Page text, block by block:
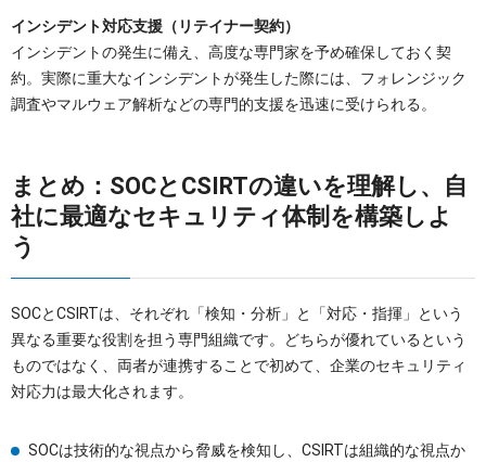
インシデント対応支援（リテイナー契約）
インシデントの発生に備え、高度な専門家を予め確保しておく契
約。実際に重大なインシデントが発生した際には、フォレンジック
調査やマルウェア解析などの専門的支援を迅速に受けられる。
まとめ：SOCとCSIRTの違いを理解し、自
社に最適なセキュリティ体制を構築しよ
う
SOCとCSIRTは、それぞれ「検知・分析」と「対応・指揮」という
異なる重要な役割を担う専門組織です。どちらが優れているという
ものではなく、両者が連携することで初めて、企業のセキュリティ
対応力は最大化されます。
SOCは技術的な視点から脅威を検知し、CSIRTは組織的な視点か